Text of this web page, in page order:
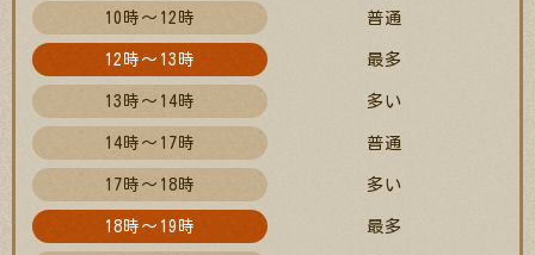
10時～12時 普通
12時～13時 最多
13時～14時 多い
14時～17時 普通
17時～18時 多い
18時～19時 最多